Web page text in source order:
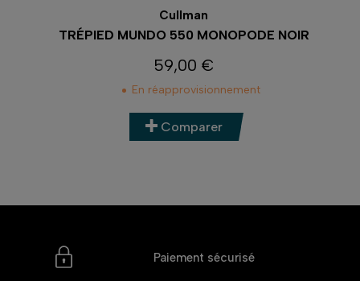
Cullman
TRÉPIED MUNDO 550 MONOPODE NOIR
Prix
59,00 €
En réapprovisionnement
Comparer
Paiement sécurisé